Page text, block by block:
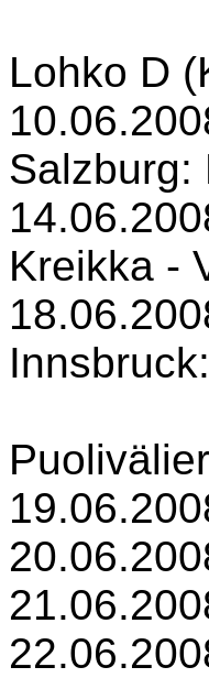
Lohko D
Salzburg:
Kreikka -